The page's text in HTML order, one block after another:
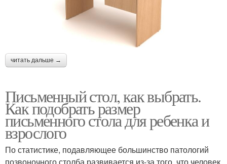
читать дальше →
Письменный стол, как выбрать.
Как подобрать размер
письменного стола для ребенка и
взрослого
По статистике, подавляющее большинство патологий